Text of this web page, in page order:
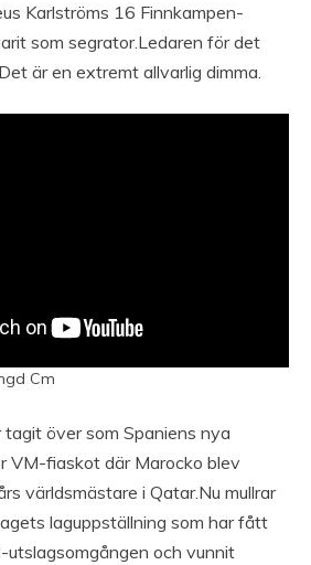
Karlströms 16 Finnkampen-
som segrator.Ledaren för det
är en extremt allvarlig dimma.
Cm
tagit över som Spaniens nya
VM-fiaskot där Marocko blev
världsmästare i Qatar.Nu mullrar
laguppställning som har fått
och vunnit